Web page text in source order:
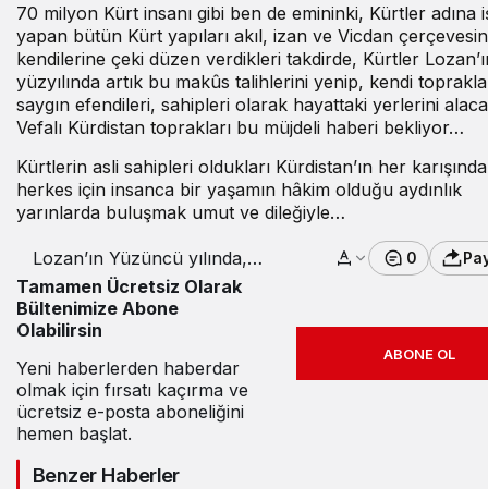
70 milyon Kürt insanı gibi ben de emininki, Kürtler adına
yapan bütün Kürt yapıları akıl, izan ve Vicdan
kendilerine çeki düzen verdikleri takdirde, Kürtler
yüzyılında artık bu makûs talihlerini yenip, kendi
saygın efendileri, sahipleri olarak hayattaki yerlerini
Vefalı Kürdistan toprakları bu müjdeli haberi bekliyor…
Kürtlerin asli sahipleri oldukları Kürdistan’ın her
herkes için insanca bir yaşamın hâkim olduğu aydınlık
yarınlarda buluşmak umut ve dileğiyle…
Lozan’ın Yüzüncü yılında,
Kürtler ikinci bir hezimeti
asla kaldıramaz!
0
Tamamen Ücretsiz Olarak
Bültenimize Abone
Olabilirsin
Yeni haberlerden haberdar
olmak için fırsatı kaçırma ve
ücretsiz e-posta aboneliğini
hemen başlat.
ABONE OL
Benzer Haberler